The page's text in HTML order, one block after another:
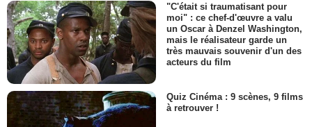
"C'était si traumatisant pour
moi" : ce chef-d'œuvre a valu
un Oscar à Denzel Washington,
mais le réalisateur garde un
très mauvais souvenir d'un des
acteurs du film
Quiz Cinéma : 9 scènes, 9 films
à retrouver !